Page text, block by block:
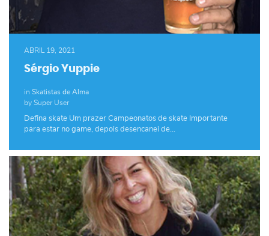
ABRIL 19, 2021
Sérgio Yuppie
in Skatistas de Alma
by Super User
Defina skate Um prazer Campeonatos de skate Importante
para estar no game, depois desencanei de…